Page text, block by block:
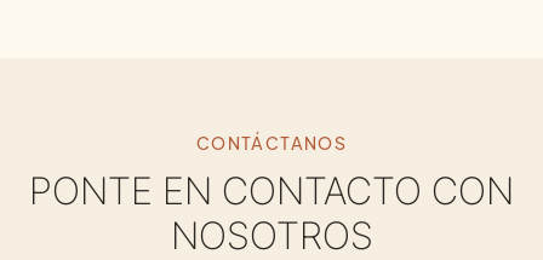
CONTÁCTANOS
PONTE EN CONTACTO CON
NOSOTROS